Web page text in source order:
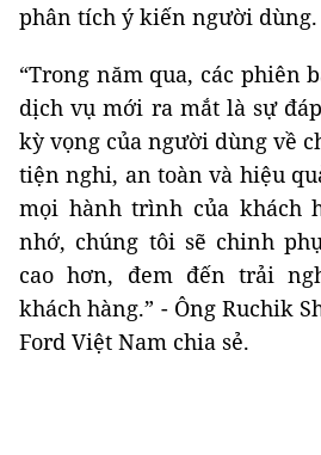
phân tích ý kiến người dùng.
“Trong năm qua, các phiên
dịch vụ mới ra mắt là sự
kỳ vọng của người dùng về
tiện nghi, an toàn và hiệu
mọi hành trình của khách
nhớ, chúng tôi sẽ chinh
cao hơn, đem đến trải
khách hàng.” - Ông Ruchik
Ford Việt Nam chia sẻ.